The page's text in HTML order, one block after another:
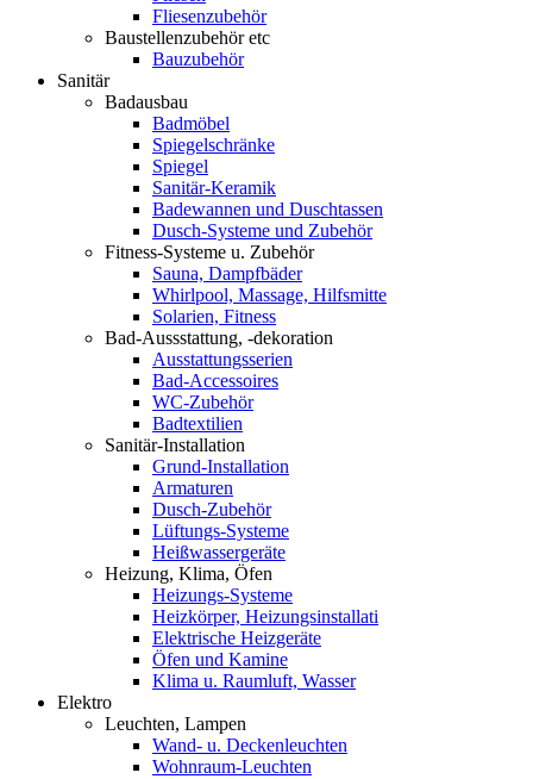
Fliesenzubehör
Baustellenzubehör etc
Bauzubehör
Sanitär
Badausbau
Badmöbel
Spiegelschränke
Spiegel
Sanitär-Keramik
Badewannen und Duschtassen
Dusch-Systeme und Zubehör
Fitness-Systeme u. Zubehör
Sauna, Dampfbäder
Whirlpool, Massage, Hilfsmitte
Solarien, Fitness
Bad-Aussstattung, -dekoration
Ausstattungsserien
Bad-Accessoires
WC-Zubehör
Badtextilien
Sanitär-Installation
Grund-Installation
Armaturen
Dusch-Zubehör
Lüftungs-Systeme
Heißwassergeräte
Heizung, Klima, Öfen
Heizungs-Systeme
Heizkörper, Heizungsinstallati
Elektrische Heizgeräte
Öfen und Kamine
Klima u. Raumluft, Wasser
Elektro
Leuchten, Lampen
Wand- u. Deckenleuchten
Wohnraum-Leuchten